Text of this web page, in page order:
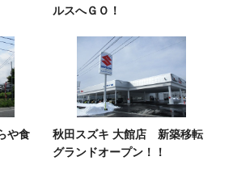
ルスへＧＯ！
や食
秋田スズキ 大館店 新築移転
グランドオープン！！